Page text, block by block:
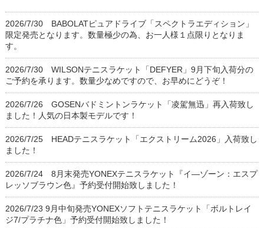
2026/7/30 BABOLATピュアドライブ「スペクトラエディション」
限定発売となります。数量極少の為、お一人様１点限りとなりま
す。
2026/7/30 WILSONテニスラケット「DEFYER」9月下旬入荷分の
ご予約を承ります。数量少なめですので、お早めにどうぞ！
2026/7/26 GOSENバドミントンラケット「凌駕無迅」再入荷致し
ました！人気の日本製モデルです！
2026/7/25 HEADテニスラケット「エクストリーム2026」入荷致し
ました！
2026/7/24 8月末発売YONEXテニスラケット『イ―ゾーン：エスプ
レッソブラウン色』予約受付開始致しました！
2026/7/23 9月中旬発売YONEXソフトテニスラケット「ボルトレイ
ジ7/プラチナ色」予約受付開始致しました！